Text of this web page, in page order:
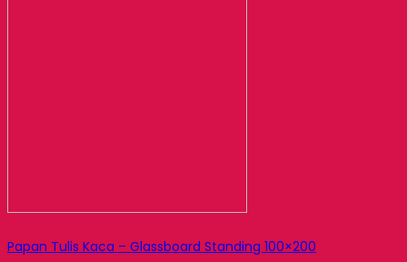
Papan Tulis Kaca – Glassboard Standing 100×200